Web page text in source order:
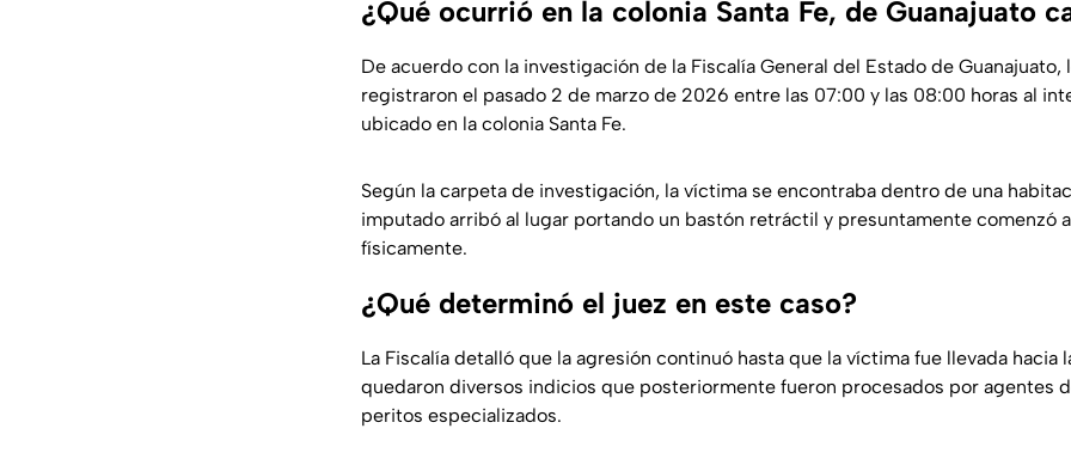
¿Qué ocurrió en la colonia Santa Fe, de Guanajuato
De acuerdo con la investigación de la Fiscalía General del Estado de Guanajuato,
registraron el pasado 2 de marzo de 2026 entre las 07:00 y las 08:00 horas al
ubicado en la colonia Santa Fe.
Según la carpeta de investigación, la víctima se encontraba dentro de una
imputado arribó al lugar portando un bastón retráctil y presuntamente comenzó
físicamente.
¿Qué determinó el juez en este caso?
La Fiscalía detalló que la agresión continuó hasta que la víctima fue llevada hacia
quedaron diversos indicios que posteriormente fueron procesados por agentes
peritos especializados.